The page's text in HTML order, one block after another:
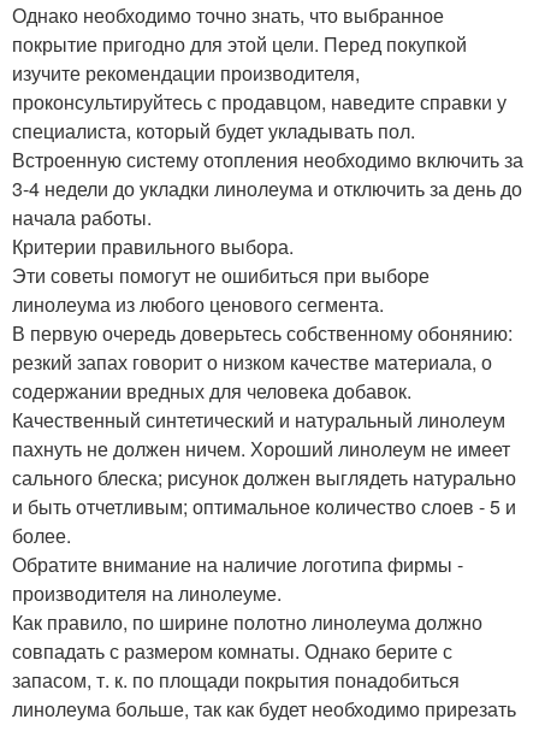
Однако необходимо точно знать, что выбранное
покрытие пригодно для этой цели. Перед покупкой
изучите рекомендации производителя,
проконсультируйтесь с продавцом, наведите справки у
специалиста, который будет укладывать пол.
Встроенную систему отопления необходимо включить за
3-4 недели до укладки линолеума и отключить за день до
начала работы.
Критерии правильного выбора.
Эти советы помогут не ошибиться при выборе
линолеума из любого ценового сегмента.
В первую очередь доверьтесь собственному обонянию:
резкий запах говорит о низком качестве материала, о
содержании вредных для человека добавок.
Качественный синтетический и натуральный линолеум
пахнуть не должен ничем. Хороший линолеум не имеет
сального блеска; рисунок должен выглядеть натурально
и быть отчетливым; оптимальное количество слоев - 5 и
более.
Обратите внимание на наличие логотипа фирмы -
производителя на линолеуме.
Как правило, по ширине полотно линолеума должно
совпадать с размером комнаты. Однако берите с
запасом, т. к. по площади покрытия понадобиться
линолеума больше, так как будет необходимо прирезать